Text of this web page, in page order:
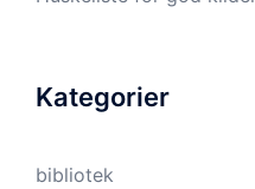
Kategorier
bibliotek